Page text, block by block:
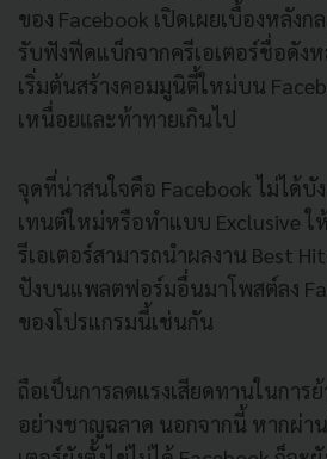
ของ Facebook เปิดเผยเบื้องหลัง
รับฟังฟีดแบ็กจากครีเอเตอร์ชื่อดัง
เริ่มต้นสร้างคอมมูนิตี้ใหม่บน
เหนื่อยและท้าทายเกินไป
จุดที่น่าสนใจคือ Facebook ไม่ได้บั
เทนต์ใหม่หรือทำแบบ Exclusive
รีเอเตอร์สามารถนำผลงาน Best
ปังบนแพลตฟอร์มอื่นมาโพสต์ลง
ของโปรแกรมนี้เช่นกัน
ถือเป็นการลดแรงเสียดทานในการ
อย่างชาญฉลาด นอกจากนี้ หากผ่า